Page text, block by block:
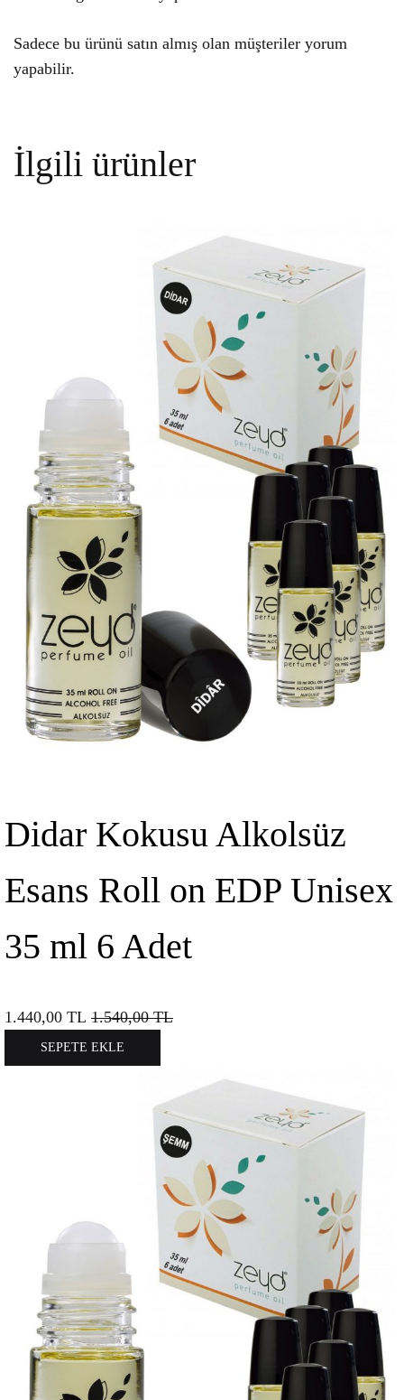
Sadece bu ürünü satın almış olan müşteriler yorum
yapabilir.
İlgili ürünler
Didar Kokusu Alkolsüz
Esans Roll on EDP Unisex
35 ml 6 Adet
1.440,00 TL 1.540,00TL
SEPETE EKLE